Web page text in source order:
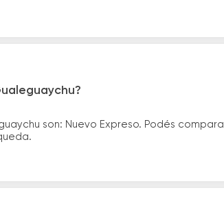
son: Nuevo Expreso. Podés